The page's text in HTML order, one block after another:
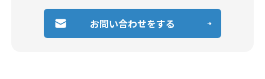
お問い合わせをする